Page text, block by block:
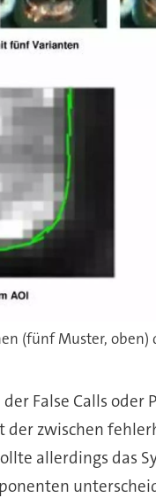
False Calls
zwischen
allerdings